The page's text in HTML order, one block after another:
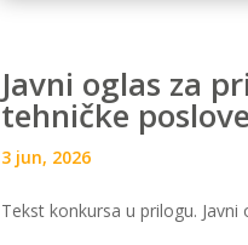
Javni oglas za
tehničke
3 jun, 2026
Tekst konkursa u prilogu.